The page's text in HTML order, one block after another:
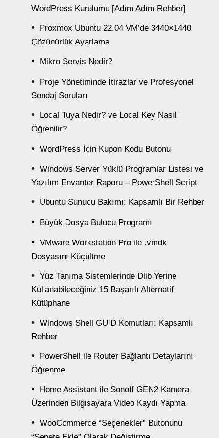
WordPress Kurulumu [Adım Adım Rehber]
Proxmox Ubuntu 22.04 VM’de 3440×1440
Çözünürlük Ayarlama
Mikro Servis Nedir?
Proje Yönetiminde İtirazlar ve Profesyonel
Sondaj Soruları
Local Tuya Nedir? ve Local Key Nasıl
Öğrenilir?
WordPress İçin Kupon Kodu Butonu
Windows Server Yüklü Programlar Listesi ve
Yazılım Envanter Raporu – PowerShell Script
Ubuntu Sunucu Bakımı: Kapsamlı Bir Rehber
Büyük Dosya Bulucu Programı
VMware Workstation Pro ile .vmdk
Dosyasını Küçültme
Yüz Tanıma Sistemlerinde Dlib Yerine
Kullanabileceğiniz 15 Başarılı Alternatif
Kütüphane
Windows Shell GUID Komutları: Kapsamlı
Rehber
PowerShell ile Router Bağlantı Detaylarını
Öğrenme
Home Assistant ile Sonoff GEN2 Kamera
Üzerinden Bilgisayara Video Kaydı Yapma
WooCommerce “Seçenekler” Butonunu